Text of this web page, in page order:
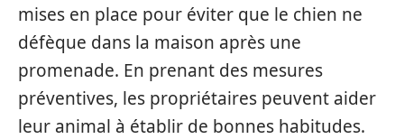
mises en place pour éviter que le chien ne
défèque dans la maison après une
promenade. En prenant des mesures
préventives, les propriétaires peuvent aider
leur animal à établir de bonnes habitudes.